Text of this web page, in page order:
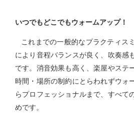
いつでもどこでもウォームアップ！
これまでの一般的なプラクティス
により音程バランスが良く、吹奏感
です。消音効果も高く、楽屋やステ
時間・場所の制約にとらわれずウォ
らプロフェッショナルまで、すべて
めです。